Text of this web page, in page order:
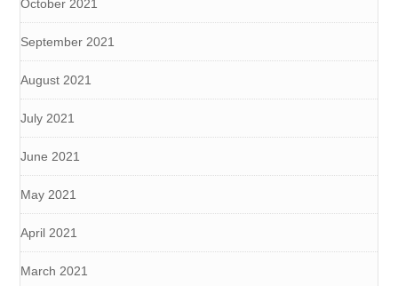
October 2021
September 2021
August 2021
July 2021
June 2021
May 2021
April 2021
March 2021